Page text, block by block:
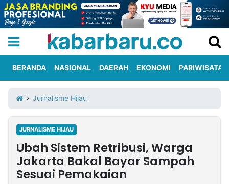
Iklan
Berita
Kami
Nasional
International
Olahraga
Entertainment
Daerah
Pariwisata
Kuliner
Kolom
BERANDA NASIONAL DAERAH EKONOMI PARIWISATA
Jurnalisme Hijau
JURNALISME HIJAU
Ubah Sistem Retribusi, Warga
Jakarta Bakal Bayar Sampah
Sesuai Pemakaian